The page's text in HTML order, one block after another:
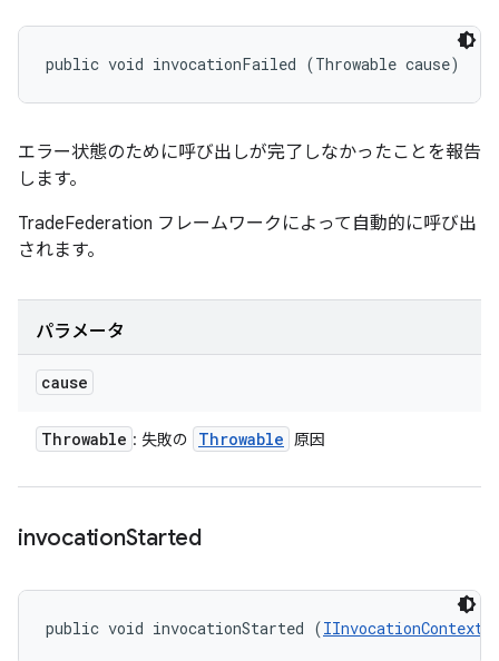
public void invocationFailed (Throwable cause)
エラー状態のために呼び出しが完了しなかったことを報告
します。
TradeFederation フレームワークによって自動的に呼び出
されます。
パラメータ
cause
Throwable : 失敗の Throwable 原因
invocationStarted
public void invocationStarted (IInvocationContext